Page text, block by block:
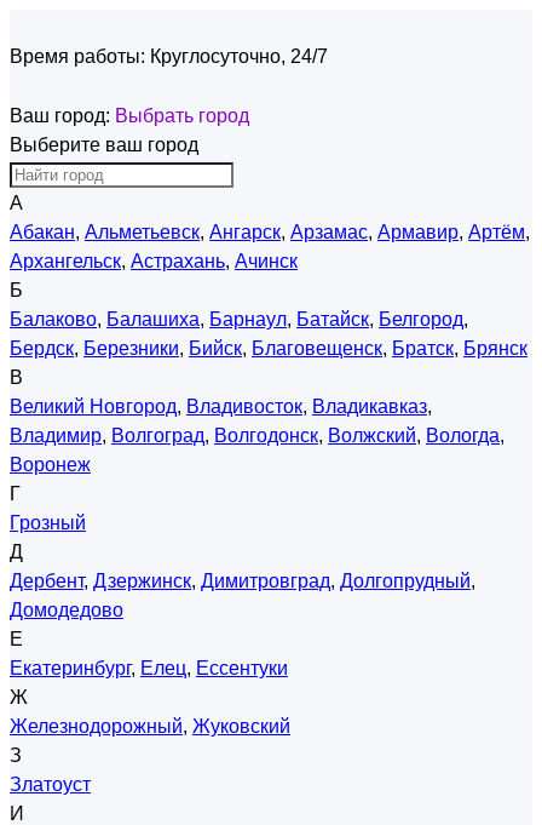
Время работы: Круглосуточно, 24/7
Ваш город: Выбрать город
Выберите ваш город
А
Абакан, Альметьевск, Ангарск, Арзамас, Армавир, Артём,
Архангельск, Астрахань, Ачинск
Б
Балаково, Балашиха, Барнаул, Батайск, Белгород,
Бердск, Березники, Бийск, Благовещенск, Братск, Брянск
В
Великий Новгород, Владивосток, Владикавказ,
Владимир, Волгоград, Волгодонск, Волжский, Вологда,
Воронеж
Г
Грозный
Д
Дербент, Дзержинск, Димитровград, Долгопрудный,
Домодедово
Е
Екатеринбург, Елец, Ессентуки
Ж
Железнодорожный, Жуковский
З
Златоуст
И